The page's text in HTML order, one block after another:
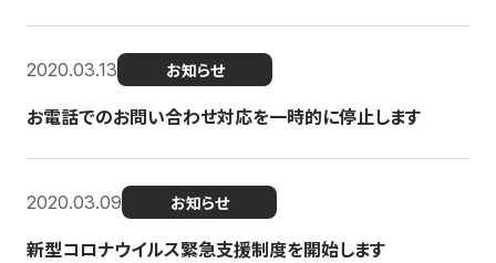
2020.03.13 お知らせ
お電話でのお問い合わせ対応を一時的に停止します
2020.03.09 お知らせ
新型コロナウイルス緊急支援制度を開始します